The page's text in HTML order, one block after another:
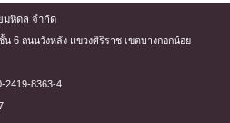
มหิดล จำกัด
6 ถนนวังหลัง แขวงศิริราช เขตบางกอกน้อย
2419-8363-4